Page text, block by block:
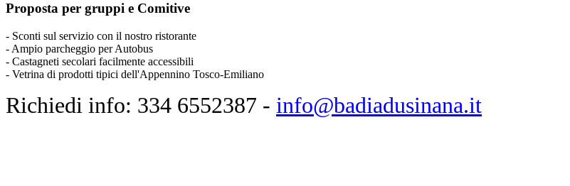
Proposta per gruppi e Comitive
- Sconti sul servizio con il nostro ristorante
- Ampio parcheggio per Autobus
- Castagneti secolari facilmente accessibili
- Vetrina di prodotti tipici dell'Appennino Tosco-Emiliano
Richiedi info: 334 6552387 - info@badiadusinana.it